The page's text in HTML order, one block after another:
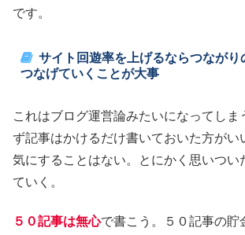
です。
サイト回遊率を上げるならつながり
つなげていくことが大事
これはブログ運営論みたいになってしま
ず記事はかけるだけ書いておいた方がい
気にすることはない。とにかく思いつい
ていく。
５０記事は無心で書こう。５０記事の貯